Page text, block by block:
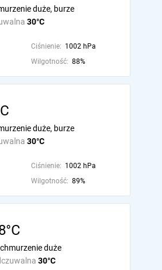
30°C
duże, burze
Ciśnienie: 1002 hPa
Wilgotność: 88%
30°C
duże, burze
Ciśnienie: 1002 hPa
Wilgotność: 89%
30°C
duże